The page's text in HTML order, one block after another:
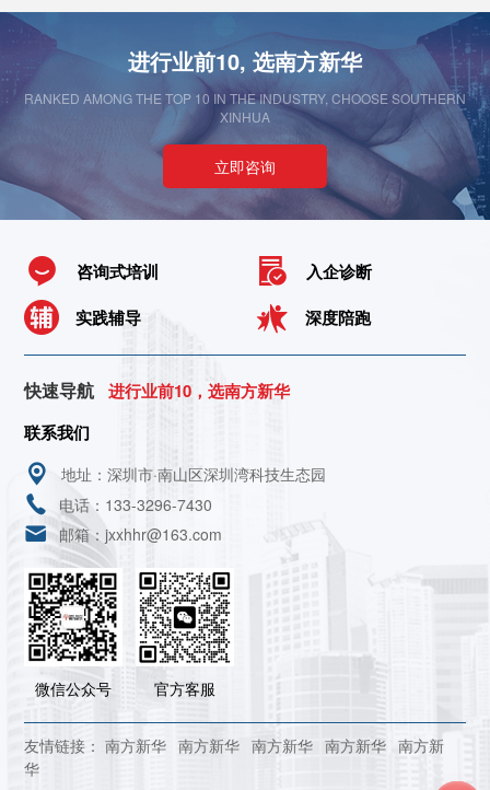
进行业前10, 选南方新华
RANKED AMONG THE TOP 10 IN THE INDUSTRY, CHOOSE SOUTHERN
XINHUA
立即咨询
咨询式培训
入企诊断
实践辅导
深度陪跑
快速导航
进行业前10，选南方新华
联系我们
地址：深圳市·南山区深圳湾科技生态园
电话：133-3296-7430
邮箱：jxxhhr@163.com
微信公众号 官方客服
友情链接：南方新华 南方新华 南方新华 南方新华 南方新
华